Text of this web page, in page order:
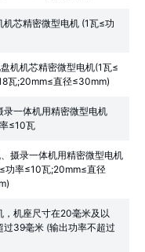
机芯精密微型电机 (1瓦≤功
机机芯精密微型电机(1瓦≤
瓦;20mm≤直径≤30mm)
录一体机用精密微型电机
≤10瓦
摄录一体机用精密微型电机
功率≤10瓦;20mm≤直径
，机座尺寸在20毫米及以
过39毫米 (输出功率不超过